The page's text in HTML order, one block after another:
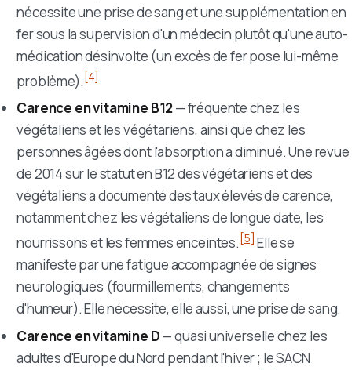
nécessite une prise de sang et une supplémentation en
fer sous la supervision d'un médecin plutôt qu'une auto-
médication désinvolte (un excès de fer pose lui-même
problème).[4]
Carence en vitamine B12— fréquente chez les
végétaliens et les végétariens, ainsi que chez les
personnes âgées dont l'absorption a diminué. Une revue
de 2014 sur le statut en B12 des végétariens et des
végétaliens a documenté des taux élevés de carence,
notamment chez les végétaliens de longue date, les
nourrissons et les femmes enceintes. [5] Elle se
manifeste par une fatigue accompagnée de signes
neurologiques (fourmillements, changements
d'humeur). Elle nécessite, elle aussi, une prise de sang.
Carence en vitamine D— quasi universelle chez les
adultes d'Europe du Nord pendant l'hiver ; le SACN